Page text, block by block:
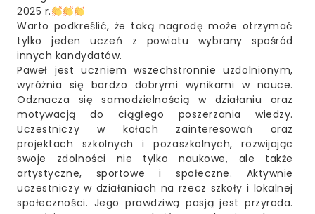
2025 r.
Warto podkreślić, że taką nagrodę może otrzymać
tylko jeden uczeń z powiatu wybrany spośród
innych kandydatów.
Paweł jest uczniem wszechstronnie uzdolnionym,
wyróżnia się bardzo dobrymi wynikami w nauce.
Odznacza się samodzielnością w działaniu oraz
motywacją do ciągłego poszerzania wiedzy.
Uczestniczy w kołach zainteresowań oraz
projektach szkolnych i pozaszkolnych, rozwijając
swoje zdolności nie tylko naukowe, ale także
artystyczne, sportowe i społeczne. Aktywnie
uczestniczy w działaniach na rzecz szkoły i lokalnej
społeczności. Jego prawdziwą pasją jest przyroda.